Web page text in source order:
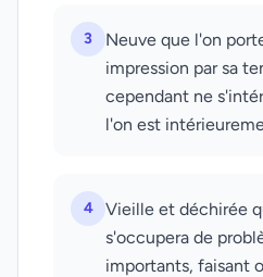
3
Neuve que l'on
impression par sa
cependant ne
l'on est
4
Vieille et déchirée
s'occupera de
importants, faisant